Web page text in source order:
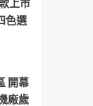
上市
色選
開幕
廠歲